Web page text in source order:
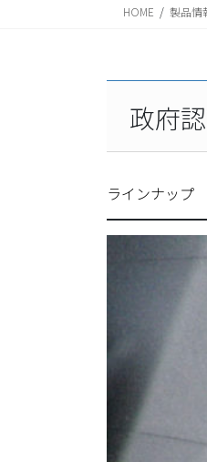
HOME 製品情
政府
ラインナップ